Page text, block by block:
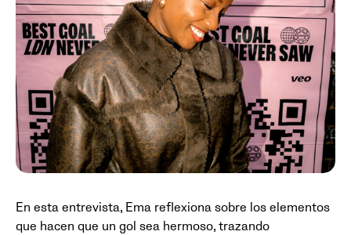
En esta entrevista, Ema reflexiona sobre los elementos
que hacen que un gol sea hermoso, trazando